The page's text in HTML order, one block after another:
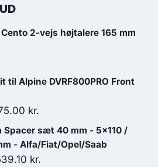
2-vejs højtalere 165 mm
til Alpine DVRF800PRO Front
kr.
aktuelle
pris
Spacer sæt 40 mm - 5x110 /
- Alfa/Fiat/Opel/Saab
kr.